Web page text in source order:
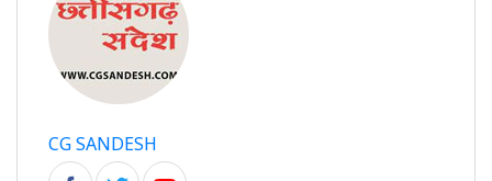
CG SANDESH